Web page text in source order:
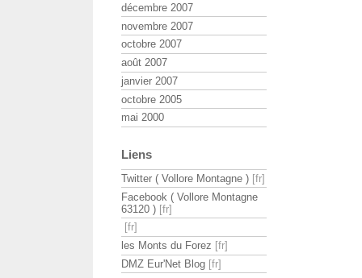
décembre 2007
novembre 2007
octobre 2007
août 2007
janvier 2007
octobre 2005
mai 2000
Liens
Twitter ( Vollore Montagne )
Facebook ( Vollore Montagne
63120 )
les Monts du Forez
DMZ Eur'Net Blog